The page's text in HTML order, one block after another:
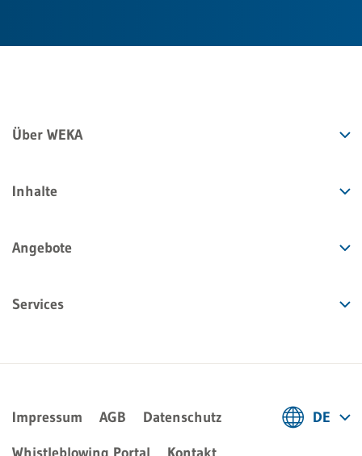
Über WEKA
Inhalte
Angebote
Services
Impressum AGB
Datenschutz
DE